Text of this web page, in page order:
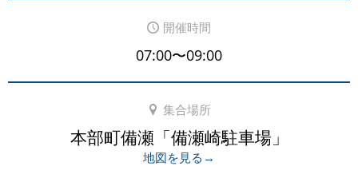
開催時間
07:00〜09:00
集合場所
本部町備瀬「備瀬崎駐車場」
地図を見る→